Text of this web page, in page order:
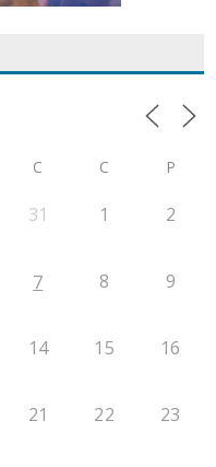
C C P
31 1 2
7 8 9
14 15 16
21 22 23